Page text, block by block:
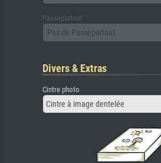
Passepartout
Pas de Passepartout
Divers & Extras
Cintre photo
Cintre à image dentelée